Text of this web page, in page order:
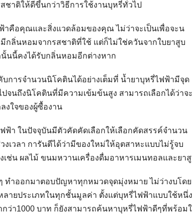
าติให้ดีขึ้นกว่าวิธีการใช้งานบุหรี่ทั่วไป
คือคุณและสิ่งแวดล้อมของคุณ ไม่ว่าจะเป็นเพื่อจะน
ลิ่นหอมจากรสชาติที่ใช้ แต่ก็ไม่ใช่ควันจากใบยาสูบ
นนี้คงได้รับกลิ่นหอมอีกต่างหาก
การจำนวนนิโคตินได้อย่างเต็มที่ น้ำยาบุหรี่ไฟฟ้ามีจุด
นถึงนิโคตินที่มีความเข้มข้นสูง สามารถเลือกได้ว่าจะ
งใจของผู้ซื้องาน
ฟ้า ในปัจจุบันมีตัวคัดคัดเลือกให้เลือกคัดสรรค์จำนวน
เวลา การันตีได้ว่ามีของใหม่ให้อุตสาหะแบบไม่รู้จบ
ช่น ผลไม้ ขนมหวานเครื่องดื่มอาหารเมนทอลและยา
ทำออกมาตอบปัญหาทุกหมวดจุดมุ่งหมาย ไม่ว่างบโดย
ายประเภทในทุกชั้นมูลค่า ตั้งแต่บุหรี่ไฟฟ้าแบบใช้หนึ่ง
ว่า1000 บาท ก็ยังสามารถค้นหาบุหรี่ไฟฟ้าดีๆที่พร้อม